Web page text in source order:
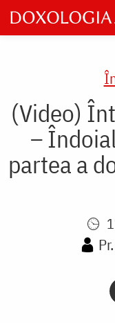
Skip
to
main
(Video)
–
partea a